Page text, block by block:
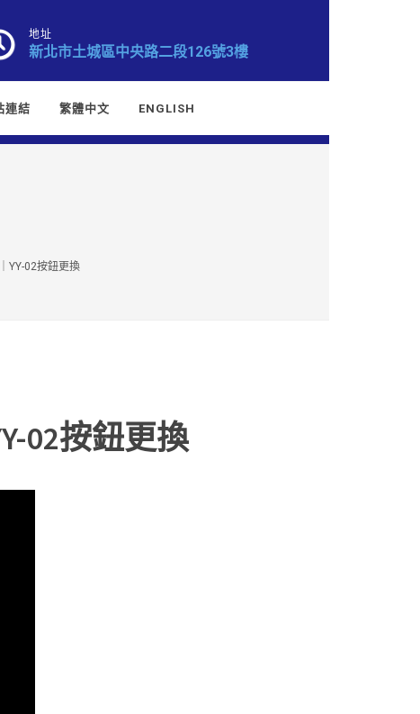
地址
新北市土城區中央路二段126號3樓
連結 繁體中文 ENGLISH
YY-02按鈕更換
02按鈕更換